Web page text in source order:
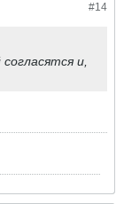
#14
и,